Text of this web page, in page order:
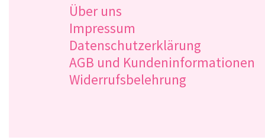
Über uns
Impressum
Datenschutzerklärung
AGB und Kundeninformationen
Widerrufsbelehrung